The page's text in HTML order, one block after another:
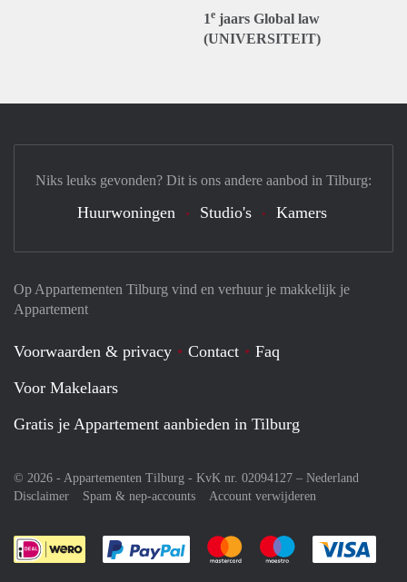
1e jaars Global law
(UNIVERSITEIT)
Op Appartementen Tilburg vind en verhuur je makkelijk je
Appartement
Voorwaarden & privacy Contact
Faq
Voor Makelaars
Gratis je Appartement aanbieden in Tilburg
© 2026 - Appartementen Tilburg - KvK nr. 02094127 – Nederland
Disclaimer
Spam & nep-accounts Account verwijderen
Je rekent gemakkelijk af met Paypal
Je rekent gemakkelijk af met
Je rekent
Niks leuks gevonden? Dit is ons andere aanbod in Tilburg:
Huurwoningen Studio's Kamers